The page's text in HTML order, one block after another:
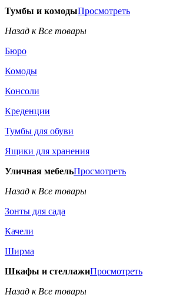
Тумбы и комодыПросмотреть
Назад к Все товары
Бюро
Комоды
Консоли
Креденции
Тумбы для обуви
Ящики для хранения
Уличная мебельПросмотреть
Назад к Все товары
Зонты для сада
Качели
Ширма
Шкафы и стеллажиПросмотреть
Назад к Все товары